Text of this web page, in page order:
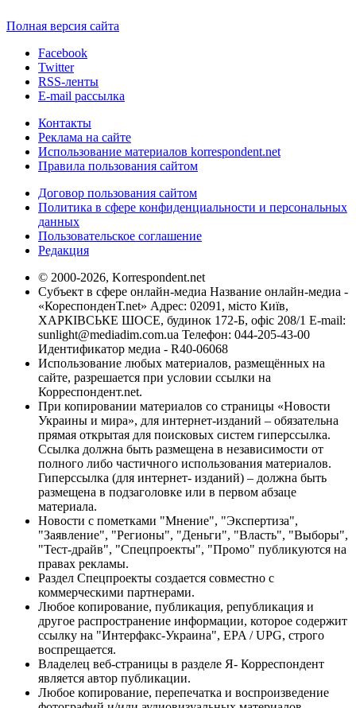
Полная версия сайта
Facebook
Twitter
RSS-ленты
E-mail рассылка
Контакты
Реклама на сайте
Использование материалов korrespondent.net
Правила пользования сайтом
Договор пользования сайтом
Политика в сфере конфиденциальности и персональных
данных
Пользовательское соглашение
Редакция
© 2000-2026, Korrespondent.net
Субъект в сфере онлайн-медиа Название онлайн-медиа -
«КореспонденТ.net» Адрес: 02091, місто Київ,
ХАРКІВСЬКЕ ШОСЕ, будинок 172-Б, офіс 208/1 E-mail:
sunlight@mediadim.com.ua Телефон: 044-205-43-00
Идентификатор медиа - R40-06068
Использование любых материалов, размещённых на
сайте, разрешается при условии ссылки на
Корреспондент.net.
При копировании материалов со страницы «Новости
Украины и мира», для интернет-изданий – обязательна
прямая открытая для поисковых систем гиперссылка.
Ссылка должна быть размещена в независимости от
полного либо частичного использования материалов.
Гиперссылка (для интернет- изданий) – должна быть
размещена в подзаголовке или в первом абзаце
материала.
Новости с пометками "Мнение", "Экспертиза",
"Заявление", "Регионы", "Деньги", "Власть", "Выборы",
"Тест-драйв", "Спецпроекты", "Промо" публикуются на
правах рекламы.
Раздел Спецпроекты создается совместно с
коммерческими партнерами.
Любое копирование, публикация, републикация и
другое распространение информации, которое содержит
ссылку на "Интерфакс-Украина", EPA / UPG, строго
воспрещается.
Владелец веб-страницы в разделе Я- Корреспондент
является автор публикации.
Любое копирование, перепечатка и воспроизведение